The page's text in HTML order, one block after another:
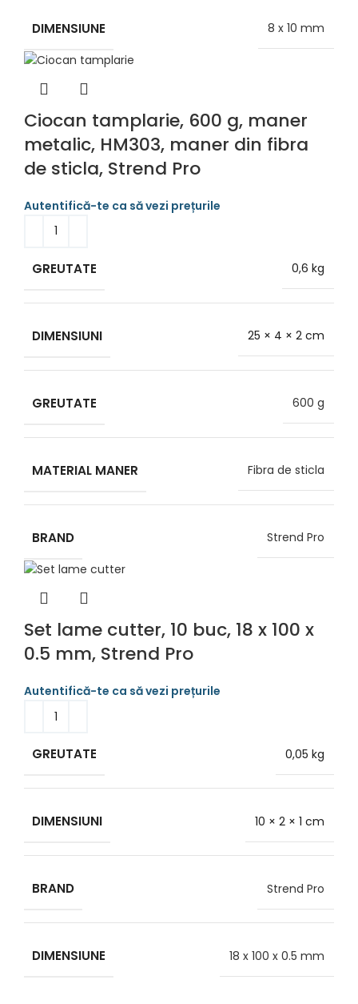
DIMENSIUNE 8 x 10 mm
Ciocan tamplarie, 600 g, maner
metalic, HM303, maner din fibra
de sticla, Strend Pro
GREUTATE 0,6 kg
DIMENSIUNI 25 × 4 × 2 cm
GREUTATE 600 g
MATERIAL MANER Fibra de sticla
BRAND Strend Pro
Set lame cutter, 10 buc, 18 x 100 x
0.5 mm, Strend Pro
GREUTATE 0,05 kg
DIMENSIUNI 10 × 2 × 1 cm
BRAND Strend Pro
DIMENSIUNE 18 x 100 x 0.5 mm